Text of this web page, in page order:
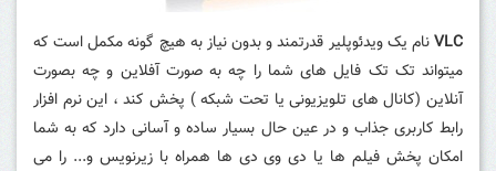
VLCنام یک ویدئوپلیر قدرتمند و بدون نیاز به هیچ گونه مکمل است که
میتواند تک تک فایل های شما را چه به صورت آفلاین و چه بصورت
آنلاین (کانال های تلویزیونی یا تحت شبکه ) پخش کند ، این نرم افزار
رابط کاربری جذاب و در عین حال بسیار ساده و آسانی دارد که به شما
امکان پخش فیلم ها یا دی وی دی ها همراه با زیرنویس و... را می